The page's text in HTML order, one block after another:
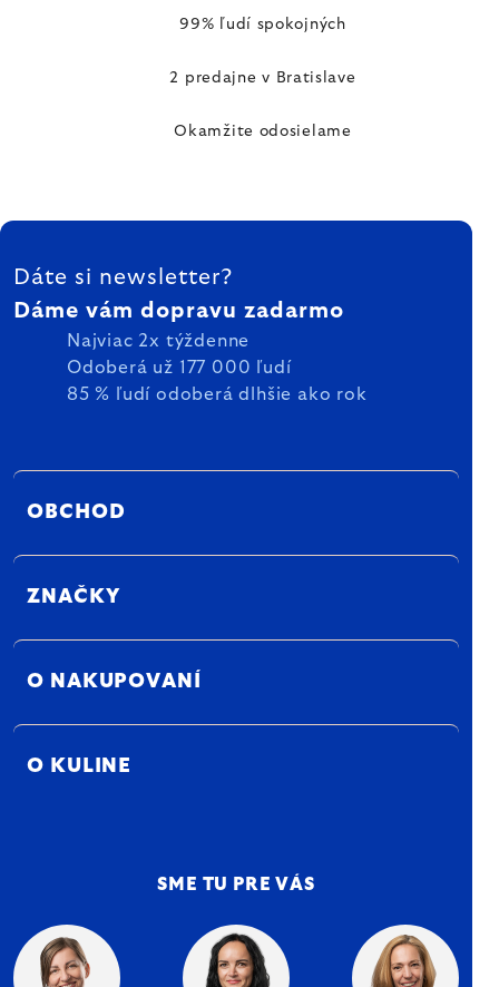
99% ľudí spokojných
2 predajne v Bratislave
Okamžite odosielame
ZÁPÄTIE
Dáte si newsletter?
Dáme vám dopravu zadarmo
Najviac 2x týždenne
Odoberá už 177 000 ľudí
85 % ľudí odoberá dlhšie ako rok
OBCHOD
ZNAČKY
O NAKUPOVANÍ
O KULINE
SME TU PRE VÁS